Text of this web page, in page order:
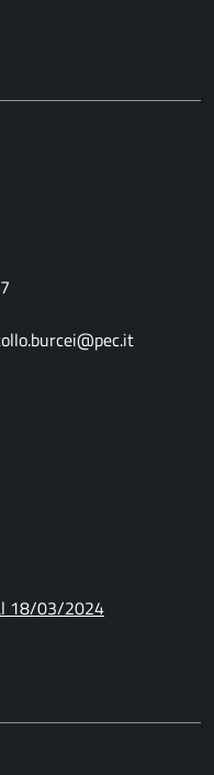
18/03/2024